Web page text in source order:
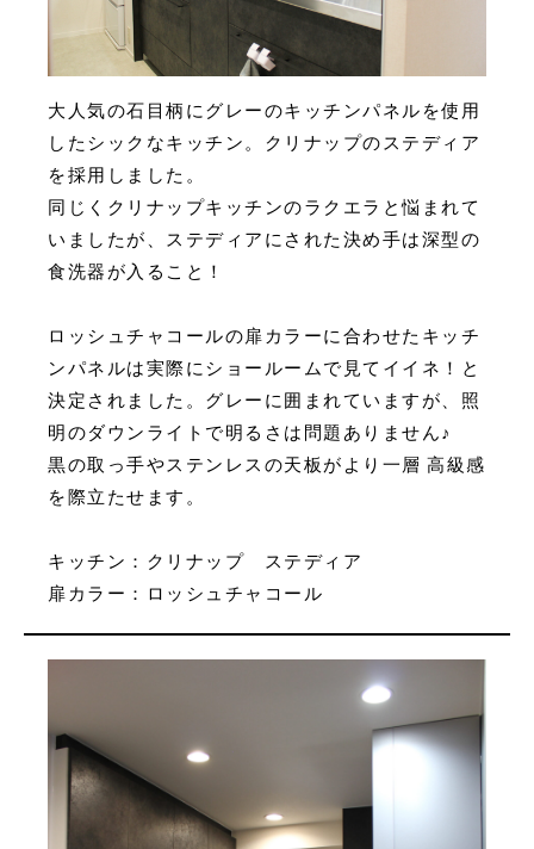
大人気の石目柄にグレーのキッチンパネルを使用
したシックなキッチン。クリナップのステディア
を採用しました。
同じくクリナップキッチンのラクエラと悩まれて
いましたが、ステディアにされた決め手は深型の
食洗器が入ること！
ロッシュチャコールの扉カラーに合わせたキッチ
ンパネルは実際にショールームで見てイイネ！と
決定されました。グレーに囲まれていますが、照
明のダウンライトで明るさは問題ありません♪
黒の取っ手やステンレスの天板がより一層 高級感
を際立たせます。
キッチン：クリナップ ステディア
扉カラー：ロッシュチャコール